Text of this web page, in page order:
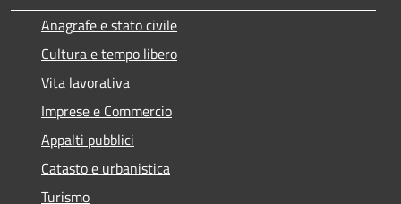
Anagrafe e stato civile
Cultura e tempo libero
Vita lavorativa
Imprese e Commercio
Appalti pubblici
Catasto e urbanistica
Turismo